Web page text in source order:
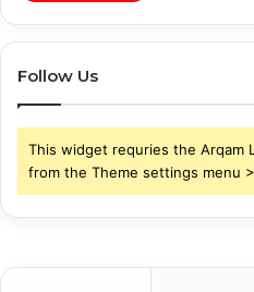
Follow Us
This widget requries the Arqam
from the Theme settings menu